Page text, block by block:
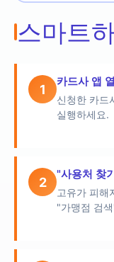
스마트
1
카드사 앱
신청한 카드
실행하세요.
2
"사용처 찾
고유가 피해
"가맹점 검